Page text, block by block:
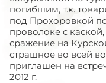
погибшим, т.к.
под Прохоровкой
проволоке с
сражение на
страшное во всей
приглашен на
2012 г.